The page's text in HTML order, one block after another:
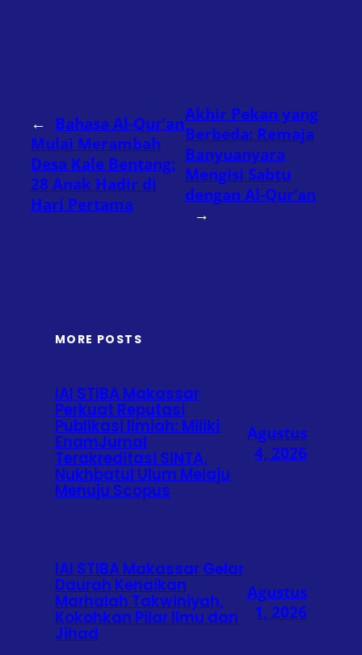
← Bahasa Al-Qur’an
Mulai Merambah
Desa Kale Bentang:
28 Anak Hadir di
Hari Pertama
Akhir Pekan yang
Berbeda: Remaja
Banyuanyara
Mengisi Sabtu
dengan Al-Qur’an
→
MORE POSTS
IAI STIBA Makassar
Perkuat Reputasi
Publikasi Ilmiah: Miliki
EnamJurnal
Terakreditasi SINTA,
Nukhbatul Ulum Melaju
Menuju Scopus
Agustus
4, 2026
IAI STIBA Makassar Gelar
Daurah Kenaikan
Marhalah Takwiniyah,
Kokohkan Pilar Ilmu dan
Jihad
Agustus
1, 2026